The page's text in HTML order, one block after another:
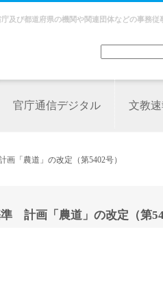
庁及び都道府県の機関や関連団体などの事務
官庁通信デジタル 文教
「農道」の改定（第5402号）
計画「農道」の改定（第